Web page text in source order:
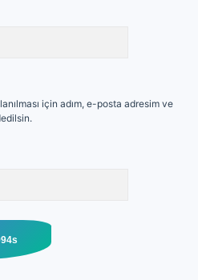
için adım, e-posta adresim ve